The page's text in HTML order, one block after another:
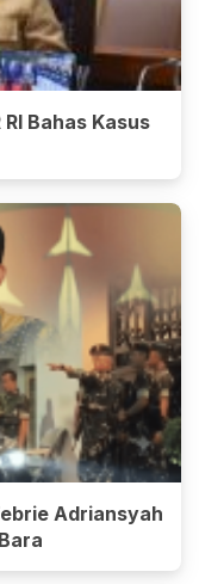
RI Bahas Kasus
Adriansyah